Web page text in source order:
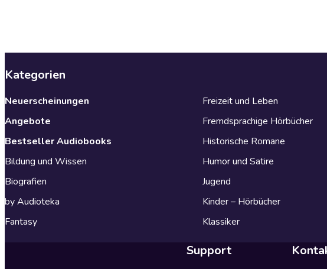
Kategorien
Neuerscheinungen
Angebote
Bestseller Audiobooks
Bildung und Wissen
Biografien
by Audioteka
Fantasy
Freizeit und Leben
Fremdsprachige Hörbücher
Historische Romane
Humor und Satire
Jugend
Kinder – Hörbücher
Klassiker
Support